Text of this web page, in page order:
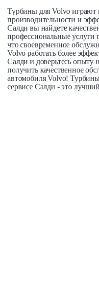
Турбины для Volvo
производительности и
Салди вы найдете
профессиональные услуги
что своевременное
Volvo работать более
Салди и доверьтесь опыту
получить качественное
автомобиля Volvo!
сервисе Салди - это